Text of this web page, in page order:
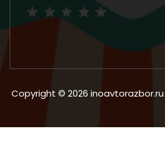
Copyright © 2026